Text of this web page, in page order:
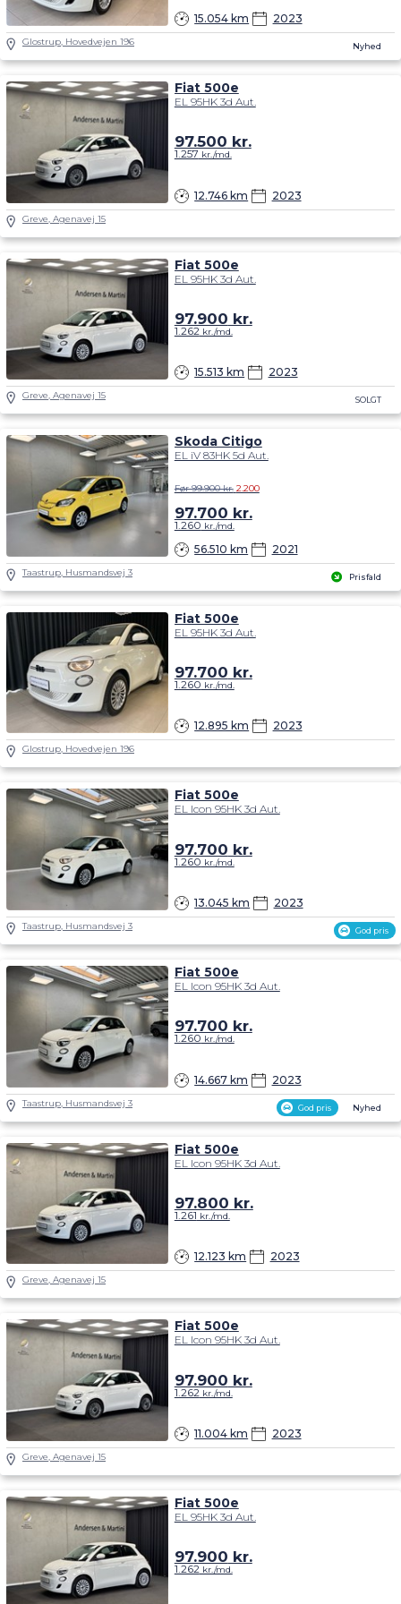
Nyhed
15.054 km 2023
Glostrup, Hovedvejen 196
Fiat 500e
EL 95HK 3d Aut.
12.746 km 2023
97.500 kr.
1.257 kr./md.
Greve, Agenavej 15
SOLGT
Fiat 500e
EL 95HK 3d Aut.
15.513 km 2023
97.900 kr.
1.262kr./md.
Greve, Agenavej 15
Prisfald
Skoda Citigo
EL iV 83HK 5d Aut.
56.510 km 2021
Før 99.900 kr. 2.200
97.700 kr.
1.260 kr./md.
Taastrup, Husmandsvej 3
Fiat 500e
EL 95HK 3d Aut.
12.895 km 2023
97.700 kr.
1.260 kr./md.
Glostrup, Hovedvejen 196
God pris
Fiat 500e
EL Icon 95HK 3d Aut.
13.045 km 2023
97.700 kr.
1.260 kr./md.
Taastrup, Husmandsvej 3
God pris Nyhed
Fiat 500e
EL Icon 95HK 3d Aut.
14.667 km 2023
97.700 kr.
1.260 kr./md.
Taastrup, Husmandsvej 3
Fiat 500e
EL Icon 95HK 3d Aut.
12.123 km 2023
97.800 kr.
1.261 kr./md.
Greve, Agenavej 15
Fiat 500e
EL Icon 95HK 3d Aut.
11.004 km 2023
97.900 kr.
1.262 kr./md.
Greve, Agenavej 15
Fiat 500e
EL 95HK 3d Aut.
97.900 kr.
1.262kr./md.